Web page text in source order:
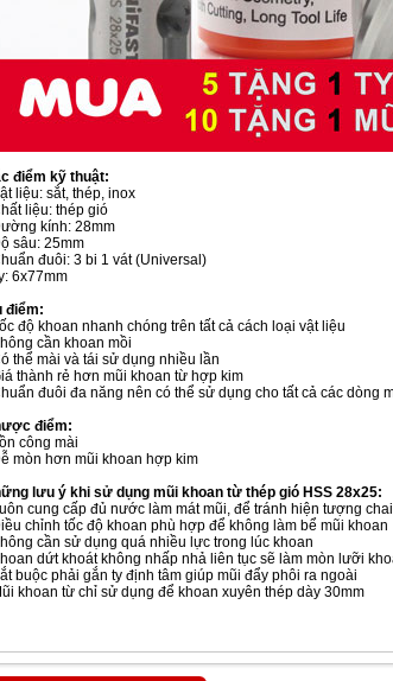
điểm kỹ thuật:
liệu: sắt, thép, inox
liệu: thép gió
kính: 28mm
sâu: 25mm
đuôi: 3 bi 1 vát (Universal)
6x77mm
điểm:
độ khoan nhanh chóng trên tất cả cách loại vật liệu
cần khoan mồi
thể mài và tái sử dụng nhiều lần
thành rẻ hơn mũi khoan từ hợp kim
đuôi đa năng nên có thể sử dụng cho tất cả các dòng
điểm:
công mài
mòn hơn mũi khoan hợp kim
lưu ý khi sử dụng mũi khoan từ thép gió HSS 28x25:
cung cấp đủ nước làm mát mũi, để tránh hiện tượng
chỉnh tốc độ khoan phù hợp để không làm bể mũi khoan
cần sử dụng quá nhiều lực trong lúc khoan
dứt khoát không nhấp nhả liên tục sẽ làm mòn lưỡi
buộc phải gắn ty định tâm giúp mũi đẩy phôi ra ngoài
khoan từ chỉ sử dụng để khoan xuyên thép dày 30mm